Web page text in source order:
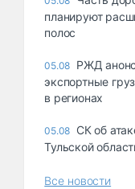
планируют
полос
05.08 РЖД
экспортные
в регионах
05.08 СК об
Тульской
Все новости